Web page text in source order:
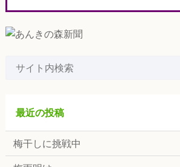
最近の投稿
梅干しに挑戦中